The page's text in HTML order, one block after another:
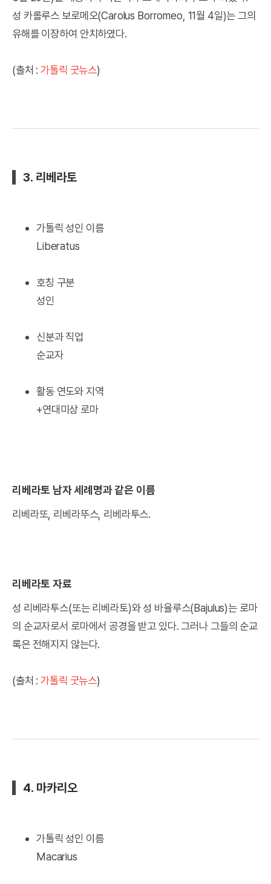
성 카롤루스 보로메오(Carolus Borromeo, 11월 4일)는 그의
유해를 이장하여 안치하였다.
(출처 :가톨릭 굿뉴스)
3. 리베라토
가톨릭 성인 이름
Liberatus
호칭 구분
성인
신분과 직업
순교자
활동 연도와 지역
+연대미상 로마
리베라토 남자 세례명과 같은 이름
리베라또, 리베라뚜스, 리베라투스.
리베라토 자료
성 리베라투스(또는 리베라토)와 성 바율루스(Bajulus)는 로마
의 순교자로서 로마에서 공경을 받고 있다. 그러나 그들의 순교
록은 전해지지 않는다.
(출처 :가톨릭 굿뉴스)
4. 마카리오
가톨릭 성인 이름
Macarius